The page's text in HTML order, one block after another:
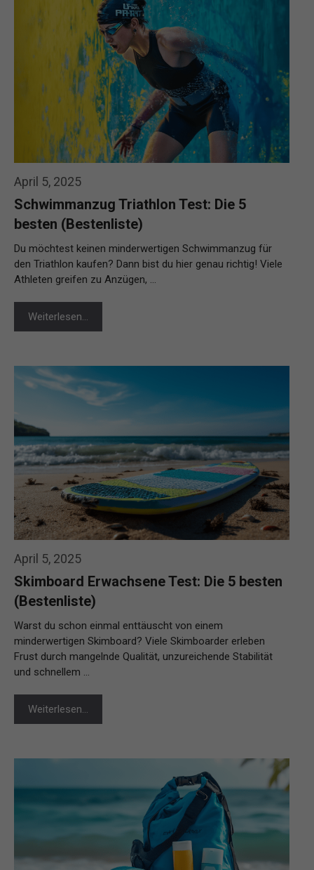
April 5, 2025
Schwimmanzug Triathlon Test: Die 5
besten (Bestenliste)
Du möchtest keinen minderwertigen Schwimmanzug für
den Triathlon kaufen? Dann bist du hier genau richtig! Viele
Athleten greifen zu Anzügen, …
Weiterlesen…
April 5, 2025
Skimboard Erwachsene Test: Die 5 besten
(Bestenliste)
Warst du schon einmal enttäuscht von einem
minderwertigen Skimboard? Viele Skimboarder erleben
Frust durch mangelnde Qualität, unzureichende Stabilität
und schnellem …
Weiterlesen…